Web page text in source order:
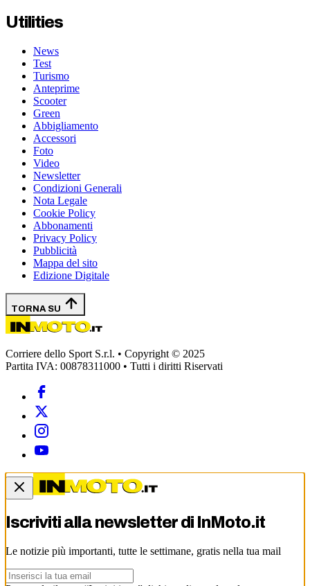
Utilities
News
Test
Turismo
Anteprime
Scooter
Green
Abbigliamento
Accessori
Foto
Video
Newsletter
Condizioni Generali
Nota Legale
Cookie Policy
Abbonamenti
Privacy Policy
Pubblicità
Mappa del sito
Edizione Digitale
TORNA SU
Corriere dello Sport S.r.l. • Copyright © 2025
Partita IVA: 00878311000 • Tutti i diritti Riservati
Iscriviti alla newsletter di InMoto.it
Le notizie più importanti, tutte le settimane, gratis nella tua mail